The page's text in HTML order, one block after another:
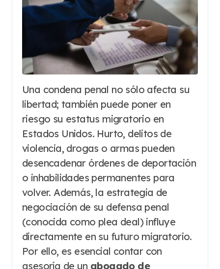
Una condena penal no sólo afecta su
libertad; también puede poner en
riesgo su estatus migratorio en
Estados Unidos. Hurto, delitos de
violencia, drogas o armas pueden
desencadenar órdenes de deportación
o inhabilidades permanentes para
volver. Además, la estrategia de
negociación de su defensa penal
(conocida como plea deal) influye
directamente en su futuro migratorio.
Por ello, es esencial contar con
asesoría de un abogado de